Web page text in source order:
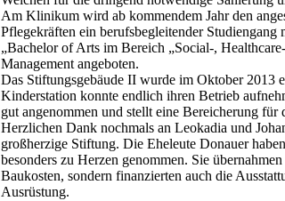
Am Klinikum wird ab kommendem Jahr den
Pflegekräften ein berufsbegleitender Studiengang
„Bachelor of Arts im Bereich „Social-,
Management angeboten.
Das Stiftungsgebäude II wurde im Oktober 2013
Kinderstation konnte endlich ihren Betrieb
gut angenommen und stellt eine Bereicherung für
Herzlichen Dank nochmals an Leokadia und
großherzige Stiftung. Die Eheleute Donauer
besonders zu Herzen genommen. Sie
Baukosten, sondern finanzierten auch die
Ausrüstung.